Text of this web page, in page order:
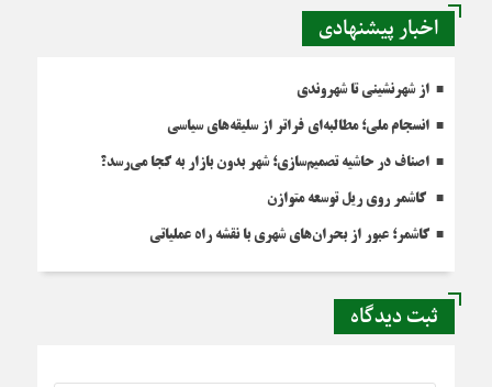
اخبار پیشنهادی
از شهرنشینی تا شهروندی
انسجام ملی؛ مطالبه‌ای فراتر از سلیقه‌های سیاسی
اصناف در حاشیه تصمیم‌سازی؛ شهر بدون بازار به کجا می‌رسد؟
کاشمر روی ریل توسعه متوازن
کاشمر؛ عبور از بحران‌های شهری با نقشه راه عملیاتی
ثبت دیدگاه